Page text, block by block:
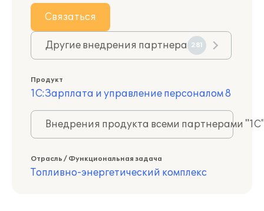
Связаться
Другие внедрения партнера 281
Продукт
1С:Зарплата и управление персоналом 8
Внедрения продукта всеми партнерами
Отрасль / Функциональная задача
Топливно-энергетический комплекс